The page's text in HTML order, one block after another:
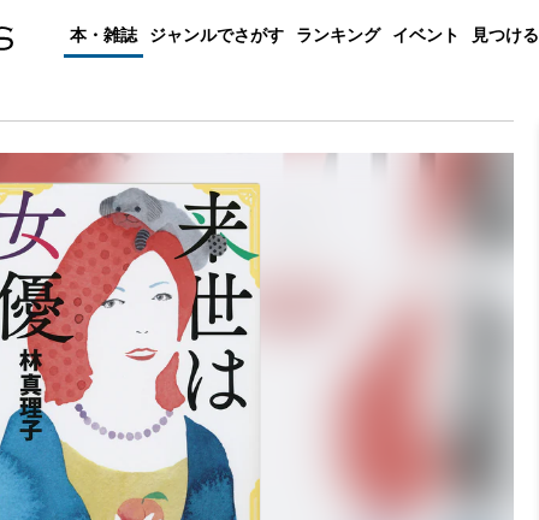
本・雑誌 ジャンルでさがす ランキング イベント 見つける